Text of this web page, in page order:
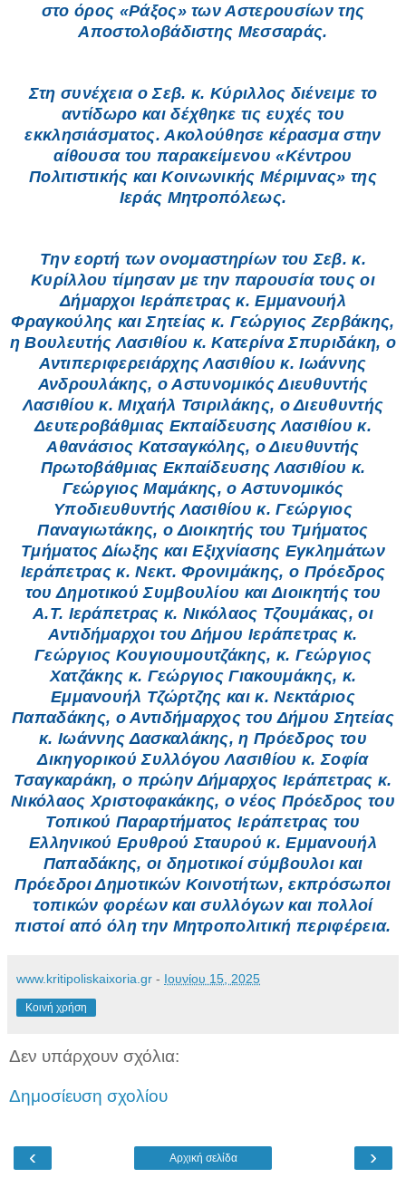
στο όρος «Ράξος» των Αστερουσίων της
Αποστολοβάδιστης Μεσσαράς.
Στη συνέχεια ο Σεβ. κ. Κύριλλος διένειμε το
αντίδωρο και δέχθηκε τις ευχές του
εκκλησιάσματος. Ακολούθησε κέρασμα στην
αίθουσα του παρακείμενου «Κέντρου
Πολιτιστικής και Κοινωνικής Μέριμνας» της
Ιεράς Μητροπόλεως.
Την εορτή των ονομαστηρίων του Σεβ. κ.
Κυρίλλου τίμησαν με την παρουσία τους οι
Δήμαρχοι Ιεράπετρας κ. Εμμανουήλ
Φραγκούλης και Σητείας κ. Γεώργιος Ζερβάκης,
η Βουλευτής Λασιθίου κ. Κατερίνα Σπυριδάκη, ο
Αντιπεριφερειάρχης Λασιθίου κ. Ιωάννης
Ανδρουλάκης, ο Αστυνομικός Διευθυντής
Λασιθίου κ. Μιχαήλ Τσιριλάκης, ο Διευθυντής
Δευτεροβάθμιας Εκπαίδευσης Λασιθίου κ.
Αθανάσιος Κατσαγκόλης, ο Διευθυντής
Πρωτοβάθμιας Εκπαίδευσης Λασιθίου κ.
Γεώργιος Μαμάκης, ο Αστυνομικός
Υποδιευθυντής Λασιθίου κ. Γεώργιος
Παναγιωτάκης, ο Διοικητής του Τμήματος
Τμήματος Δίωξης και Εξιχνίασης Εγκλημάτων
Ιεράπετρας κ. Νεκτ. Φρονιμάκης, ο Πρόεδρος
του Δημοτικού Συμβουλίου και Διοικητής του
Α.Τ. Ιεράπετρας κ. Νικόλαος Τζουμάκας, οι
Αντιδήμαρχοι του Δήμου Ιεράπετρας κ.
Γεώργιος Κουγιουμουτζάκης, κ. Γεώργιος
Χατζάκης κ. Γεώργιος Γιακουμάκης, κ.
Εμμανουήλ Τζώρτζης και κ. Νεκτάριος
Παπαδάκης, ο Αντιδήμαρχος του Δήμου Σητείας
κ. Ιωάννης Δασκαλάκης, η Πρόεδρος του
Δικηγορικού Συλλόγου Λασιθίου κ. Σοφία
Τσαγκαράκη, ο πρώην Δήμαρχος Ιεράπετρας κ.
Νικόλαος Χριστοφακάκης, ο νέος Πρόεδρος του
Τοπικού Παραρτήματος Ιεράπετρας του
Ελληνικού Ερυθρού Σταυρού κ. Εμμανουήλ
Παπαδάκης, οι δημοτικοί σύμβουλοι και
Πρόεδροι Δημοτικών Κοινοτήτων, εκπρόσωποι
τοπικών φορέων και συλλόγων και πολλοί
πιστοί από όλη την Μητροπολιτική περιφέρεια.
www.kritipoliskaixoria.gr - Ιουνίου 15, 2025
Κοινή χρήση
Δεν υπάρχουν σχόλια:
Δημοσίευση σχολίου
‹ ›
Αρχική σελίδα